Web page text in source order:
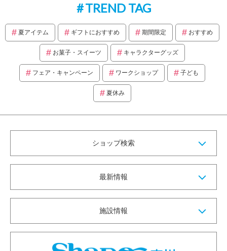
TREND TAG
夏アイテム ギフトにおすすめ 期間限定 おすすめ
お菓子・スイーツ キャラクターグッズ
フェア・キャンペーン ワークショップ 子ども
夏休み
ショップ検索
最新情報
施設情報